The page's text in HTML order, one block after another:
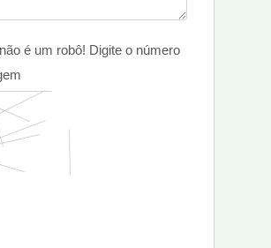
é um robô! Digite o número